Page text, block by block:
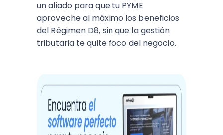
un aliado para que tu PYME
aproveche al máximo los beneficios
del Régimen D8, sin que la gestión
tributaria te quite foco del negocio.